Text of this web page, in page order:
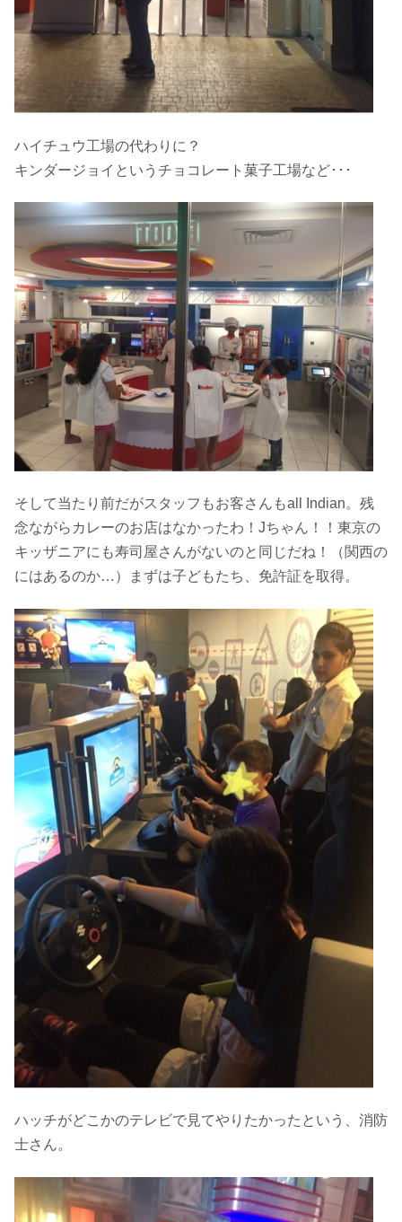
ハイチュウ工場の代わりに？
キンダージョイというチョコレート菓子工場など･･･
そして当たり前だがスタッフもお客さんもall Indian。残
念ながらカレーのお店はなかったわ！Jちゃん！！東京の
キッザニアにも寿司屋さんがないのと同じだね！（関西の
にはあるのか…）まずは子どもたち、免許証を取得。
ハッチがどこかのテレビで見てやりたかったという、消防
士さん。